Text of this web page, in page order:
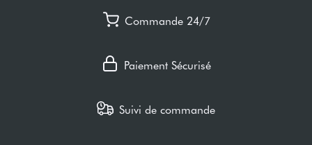
Commande 24/7
Paiement Sécurisé
Suivi de commande